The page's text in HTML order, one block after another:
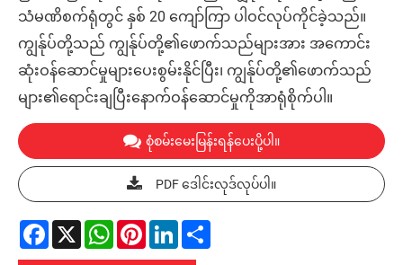
သံမဏိစက်ရုံတွင် နှစ် 20 ကျော်ကြာ ပါဝင်လုပ်ကိုင်ခဲ့သည်။
ကျွန်ုပ်တို့သည် ကျွန်ုပ်တို့၏ဖောက်သည်များအား အကောင်း
ဆုံးဝန်ဆောင်မှုများပေးစွမ်းနိုင်ပြီး၊ ကျွန်ုပ်တို့၏ဖောက်သည်
များ၏ရောင်းချပြီးနောက်ဝန်ဆောင်မှုကိုအာရုံစိုက်ပါ။
စုံစမ်းမေးမြန်းရန်ပေးပို့ပါ။
PDF ဒေါင်းလုဒ်လုပ်ပါ။
Facebook
X WhatsApp
PinterestLinkedIn